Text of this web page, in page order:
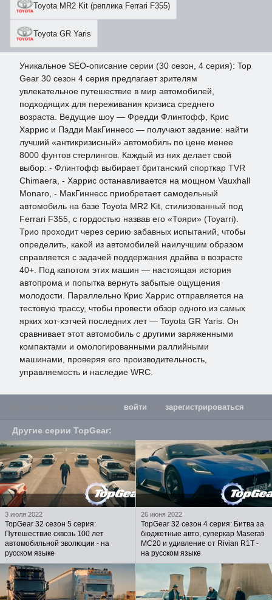
Toyota MR2 Kit (реплика Ferrari F355)
Toyota GR Yaris
Уникальное SEO-описание серии (30 сезон, 4 серия): Top
Gear 30 сезон 4 серия предлагает зрителям
увлекательное путешествие в мир автомобилей,
подходящих для переживания кризиса среднего
возраста. Ведущие шоу — Фредди Флинтофф, Крис
Харрис и Пэдди МакГиннесс — получают задание: найти
лучший «антикризисный» автомобиль по цене менее
8000 фунтов стерлингов. Каждый из них делает свой
выбор: - Флинтофф выбирает британский спорткар TVR
Chimaera, - Харрис останавливается на мощном Vauxhall
Monaro, - МакГиннесс приобретает самодельный
автомобиль на базе Toyota MR2 Kit, стилизованный под
Ferrari F355, с гордостью назвав его «Тояри» (Toyarri).
Трио проходит через серию забавных испытаний, чтобы
определить, какой из автомобилей наилучшим образом
справляется с задачей поддержания драйва в возрасте
40+. Под капотом этих машин — настоящая история
автопрома и попытка вернуть забытые ощущения
молодости. Параллельно Крис Харрис отправляется на
тестовую трассу, чтобы провести обзор одного из самых
ярких хот-хэтчей последних лет — Toyota GR Yaris. Он
сравнивает этот автомобиль с другими заряженными
компактами и омологированными раллийными
машинами, проверяя его производительность,
управляемость и наследие WRC.
войти зарегистрироваться
Другие серии TopGear:
3 июля 2022
TopGear 32 сезон 5 серия:
Путешествие сквозь 100 лет
автомобильной эволюции - на
русском языке
26 июня 2022
TopGear 32 сезон 4 серия: Битва за
бюджетные авто, суперкар Maserati
MC20 и удивление от Rivian R1T -
на русском языке